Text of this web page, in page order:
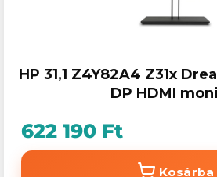
HP 31,1 Z4Y82A4 Z31x
DP HDMI
622 190 Ft
Kosárba